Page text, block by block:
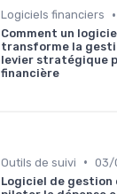
Logiciels financiers •
Comment un
transforme la
levier stratégique
financière
Outils de suivi • 03/
Logiciel de gestion